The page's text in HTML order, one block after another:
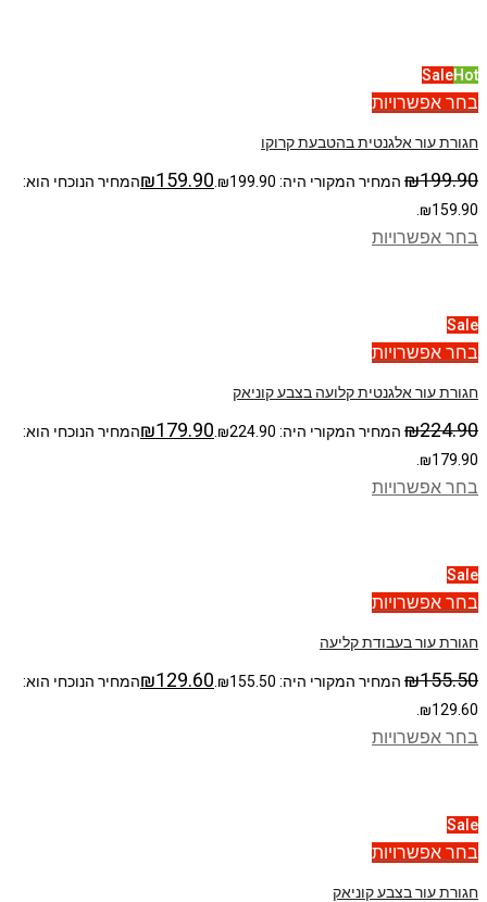
SaleHot
בחר אפשרויות
חגורת עור אלגנטית בהטבעת קרוקו
₪199.90 המחיר המקורי היה: ₪199.90. ₪159.90
המחיר הנוכחי הוא:
₪159.90.
בחר אפשרויות
Sale
בחר אפשרויות
חגורת עור אלגנטית קלועה בצבע קוניאק
₪224.90 המחיר המקורי היה: ₪224.90. ₪179.90
המחיר הנוכחי הוא:
₪179.90.
בחר אפשרויות
Sale
בחר אפשרויות
חגורת עור בעבודת קליעה
₪155.50 המחיר המקורי היה: ₪155.50. ₪129.60
המחיר הנוכחי הוא:
₪129.60.
בחר אפשרויות
Sale
בחר אפשרויות
חגורת עור בצבע קוניאק